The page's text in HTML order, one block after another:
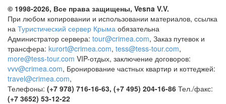
© 1998-2026, Все права защищены, Vesna V.V.
При любом копировании и использовании материалов, ссылка
на Туристический сервер Крыма обязательна
Администратор сервера: tour@crimea.com, Заказ путевок и
трансфера: kurort@crimea.com, tess@tess-tour.com,
more@tess-tour.com VIP-отдых, заключение договоров:
vvv@crimea.com, Бронирование частных квартир и коттеджей:
travel@crimea.com,
Телефоны: (+7 978) 716-16-63, (+7 495) 204-16-86 Тел./факс:
(+7 3652) 53-12-22